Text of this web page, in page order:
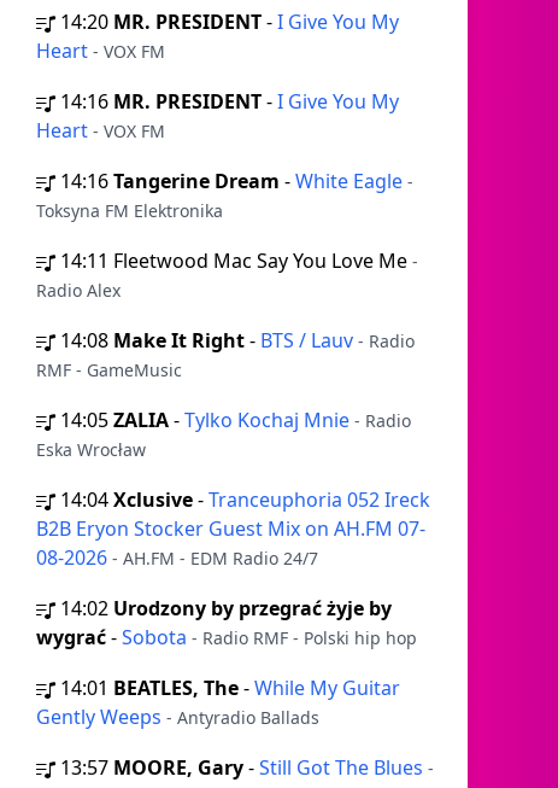
14:20 MR. PRESIDENT-I Give You My
Heart - VOX FM
14:16 MR. PRESIDENT-I Give You My
Heart - VOX FM
14:16Tangerine Dream -White Eagle -
Toksyna FM Elektronika
14:11 Fleetwood Mac Say You Love Me -
Radio Alex
14:08 Make It Right- BTS / Lauv - Radio
RMF - GameMusic
14:05ZALIA-Tylko Kochaj Mnie - Radio
Eska Wrocław
14:04Xclusive-Tranceuphoria 052 Ireck
B2B Eryon Stocker Guest Mix on AH.FM 07-
08-2026 - AH.FM - EDM Radio 24/7
14:02 Urodzony by przegrać żyje by
wygrać-Sobota - Radio RMF - Polski hip hop
14:01 BEATLES, The-While My Guitar
Gently Weeps - Antyradio Ballads
13:57 MOORE, Gary-Still Got The Blues -